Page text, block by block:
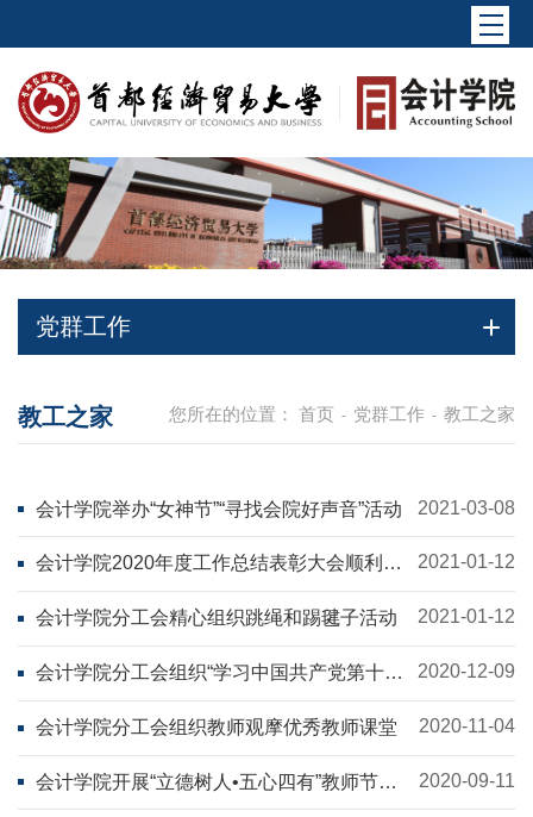
党群工作
您所在的位置： 首页 - 党群工作 - 教工之家
教工之家
会计学院举办“女神节”“寻找会院好声音”活动 2021-03-08
会计学院2020年度工作总结表彰大会顺利召
开
2021-01-12
会计学院分工会精心组织跳绳和踢毽子活动 2021-01-12
会计学院分工会组织“学习中国共产党第十九
届中央委员会第五次全体会议精神”知识竞赛
活动
2020-12-09
会计学院分工会组织教师观摩优秀教师课堂 2020-11-04
会计学院开展“立德树人•五心四有”教师节座
谈会暨新入职教师拜师会
2020-09-11